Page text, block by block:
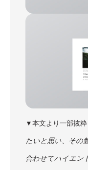
▼本文より一部抜粋
たいと思い、その
合わせてハイエン